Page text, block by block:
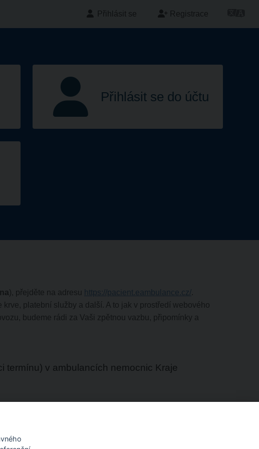
Přihlásit se Registrace
Přihlásit se do účtu
), přejděte na adresu https://pacient.eambulance.cz/.
platební služby a další. A to jak v prostředí webového
budeme rádi za Vaši zpětnou vazbu, připomínky a
termínu) v ambulancích nemocnic Kraje
Moravě
internetového objednání do ambulancí je ze strany